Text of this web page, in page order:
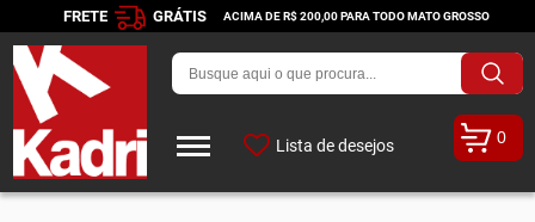
FRETE GRÁTIS ACIMA DE R$ 200,00 PARA TODO MATO GROSSO
Lista de desejos 0